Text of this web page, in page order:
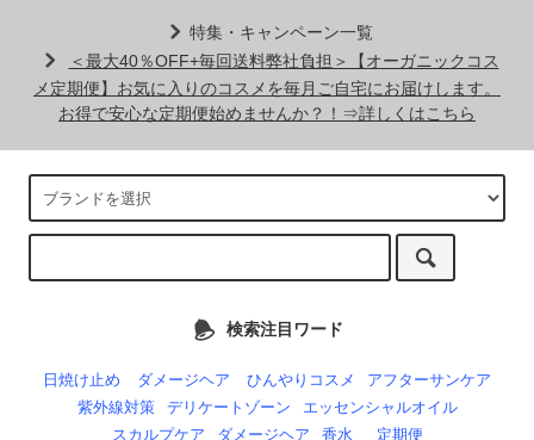
特集・キャンペーン一覧
＜最大40％OFF+毎回送料弊社負担＞【オーガニックコス
メ定期便】お気に入りのコスメを毎月ご自宅にお届けします。
お得で安心な定期便始めませんか？！⇒詳しくはこちら
検索注目ワード
日焼け止め ダメージヘア ひんやりコスメ
アフターサンケア
紫外線対策
デリケートゾーン
エッセンシャルオイル
スカルプケア
ダメージヘア 香水 定期便